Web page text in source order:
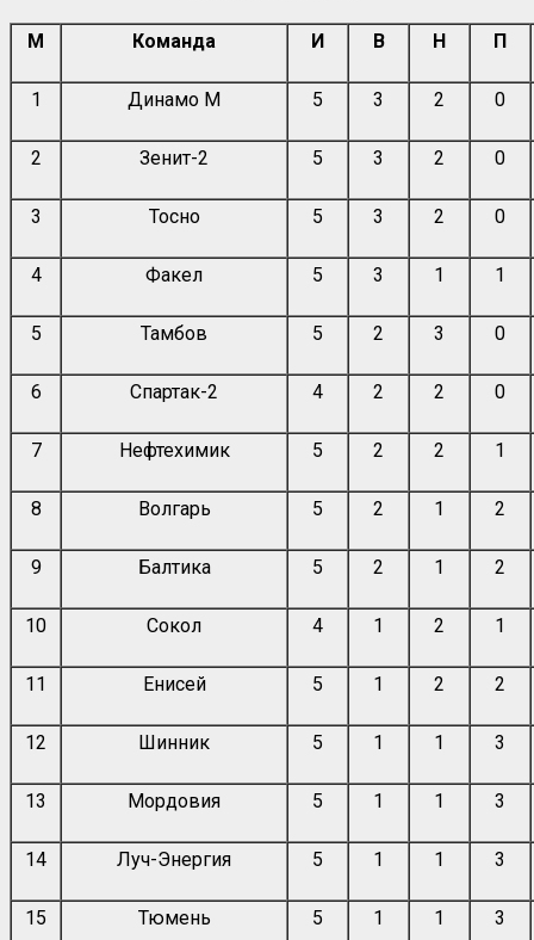
М Команда И В Н П
1 Динамо М 5 3 2 0
2 Зенит-2 5 3 2 0
3 Тосно 5 3 2 0
4 Факел 5 3 1 1
5 Тамбов 5 2 3 0
6 Спартак-2 4 2 2 0
7 Нефтехимик 5 2 2 1
8 Волгарь 5 2 1 2
9 Балтика 5 2 1 2
10 Сокол 4 1 2 1
11 Енисей 5 1 2 2
12 Шинник 5 1 1 3
13 Мордовия 5 1 1 3
14 Луч-Энергия 5 1 1 3
15 Тюмень 5 1 1 3